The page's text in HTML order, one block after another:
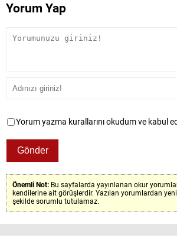
Yorum Yap
Yorum yazma kurallarını okudum ve kabul
Önemli Not: Bu sayfalarda yayınlanan okur
kendilerine ait görüşlerdir. Yazılan yorumlardan
şekilde sorumlu tutulamaz.